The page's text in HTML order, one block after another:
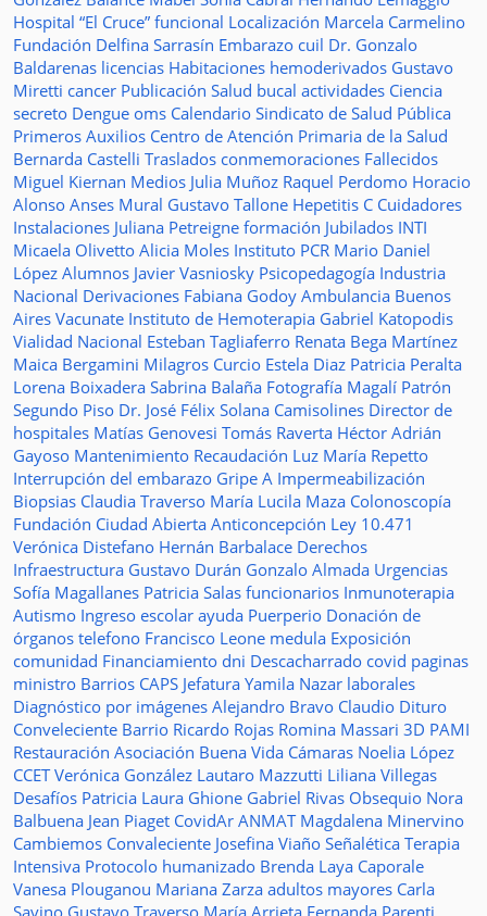
Hospital “El Cruce” funcional Localización Marcela Carmelino
Fundación Delfina Sarrasín Embarazo cuil Dr. Gonzalo
Baldarenas licencias Habitaciones hemoderivados Gustavo
Miretti cancer Publicación Salud bucal actividades Ciencia
secreto Dengue oms Calendario Sindicato de Salud Pública
Primeros Auxilios Centro de Atención Primaria de la Salud
Bernarda Castelli Traslados conmemoraciones Fallecidos
Miguel Kiernan Medios Julia Muñoz Raquel Perdomo Horacio
Alonso Anses Mural Gustavo Tallone Hepetitis C Cuidadores
Instalaciones Juliana Petreigne formación Jubilados INTI
Micaela Olivetto Alicia Moles Instituto PCR Mario Daniel
López Alumnos Javier Vasniosky Psicopedagogía Industria
Nacional Derivaciones Fabiana Godoy Ambulancia Buenos
Aires Vacunate Instituto de Hemoterapia Gabriel Katopodis
Vialidad Nacional Esteban Tagliaferro Renata Bega Martínez
Maica Bergamini Milagros Curcio Estela Diaz Patricia Peralta
Lorena Boixadera Sabrina Balaña Fotografía Magalí Patrón
Segundo Piso Dr. José Félix Solana Camisolines Director de
hospitales Matías Genovesi Tomás Raverta Héctor Adrián
Gayoso Mantenimiento Recaudación Luz María Repetto
Interrupción del embarazo Gripe A Impermeabilización
Biopsias Claudia Traverso María Lucila Maza Colonoscopía
Fundación Ciudad Abierta Anticoncepción Ley 10.471
Verónica Distefano Hernán Barbalace Derechos
Infraestructura Gustavo Durán Gonzalo Almada Urgencias
Sofía Magallanes Patricia Salas funcionarios Inmunoterapia
Autismo Ingreso escolar ayuda Puerperio Donación de
órganos telefono Francisco Leone medula Exposición
comunidad Financiamiento dni Descacharrado covid paginas
ministro Barrios CAPS Jefatura Yamila Nazar laborales
Diagnóstico por imágenes Alejandro Bravo Claudio Dituro
Conveleciente Barrio Ricardo Rojas Romina Massari 3D PAMI
Restauración Asociación Buena Vida Cámaras Noelia López
CCETVerónica González Lautaro Mazzutti Liliana Villegas
Desafíos Patricia Laura Ghione Gabriel Rivas Obsequio Nora
Balbuena Jean Piaget CovidAr ANMAT Magdalena Minervino
Cambiemos Convaleciente Josefina Viaño Señalética Terapia
Intensiva Protocolo humanizado Brenda Laya Caporale
Vanesa Plouganou Mariana Zarza adultos mayores Carla
Savino Gustavo Traverso María Arrieta Fernanda Parenti